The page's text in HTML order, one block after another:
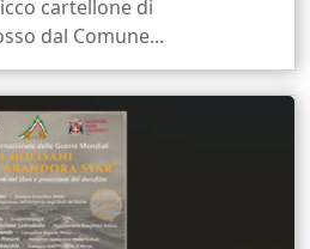
cartellone di
dal Comune...